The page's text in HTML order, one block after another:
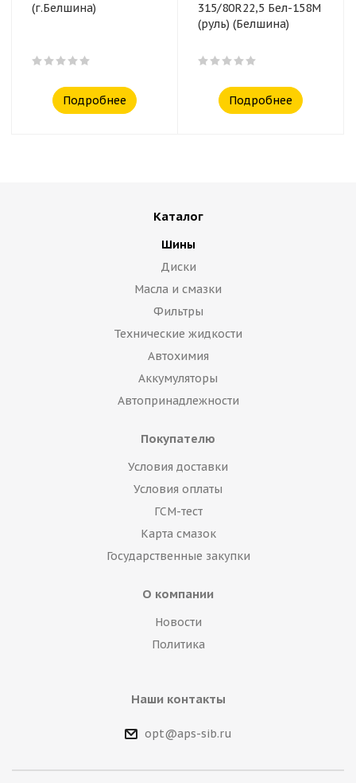
(г.Белшина)
Подробнее
315/80R22,5 Бел-158М
(руль) (Белшина)
Подробнее
Каталог
Шины
Диски
Масла и смазки
Фильтры
Технические жидкости
Автохимия
Аккумуляторы
Автопринадлежности
Покупателю
Условия доставки
Условия оплаты
ГСМ-тест
Карта смазок
Государственные закупки
О компании
Новости
Политика
Наши контакты
opt@aps-sib.ru